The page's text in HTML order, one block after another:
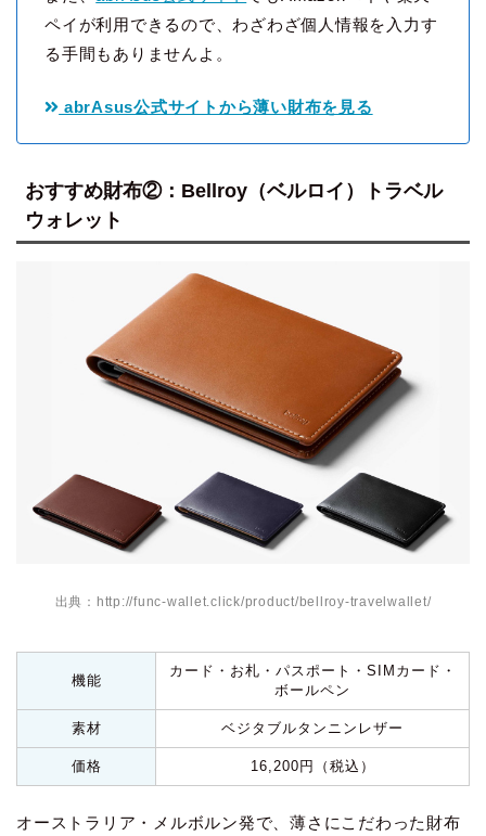
ペイが利用できるので、わざわざ個人情報を入力す
る手間もありませんよ。
abrAsus公式サイトから薄い財布を見る
おすすめ財布②：Bellroy（ベルロイ）トラベル
ウォレット
出典：http://func-wallet.click/product/bellroy-travelwallet/
機能
カード・お札・パスポート・SIMカード・
ボールペン
素材 ベジタブルタンニンレザー
価格 16,200円（税込）
オーストラリア・メルボルン発で、薄さにこだわった財布